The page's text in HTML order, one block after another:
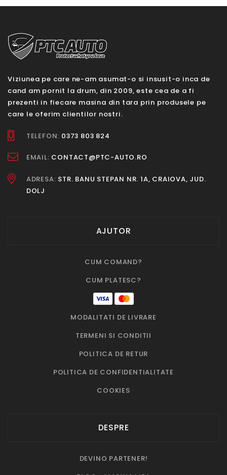
Viziunea pe care ne-am asumat-o si insusit-o inca de
cand am pornit la drum, din 2009, este cea de a fi
prezenti in fiecare masina din tara prin produsele pe
care le oferim clientilor nostri.
TELEFON: 0373 803 824
EMAIL: CONTACT@PTC-AUTO.RO
ADRESA: STR. BANU STEPAN NR. 1A, CRAIOVA, JUD.
DOLJ
AJUTOR
CUM COMAND?
CUM PLATESC?
MODALITATI DE LIVRARE
TERMENI SI CONDITII
POLITICA DE RETUR
POLITICA DE CONFIDENTIALITATE
COOKIES
DESPRE
DEVINO PARTENER!